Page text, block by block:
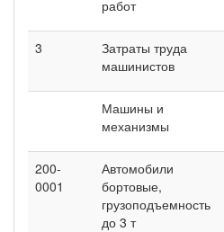
работ
3
Затраты труда
машинистов
Машины и
механизмы
200-
0001
Автомобили
бортовые,
грузоподъемность
до 3 т